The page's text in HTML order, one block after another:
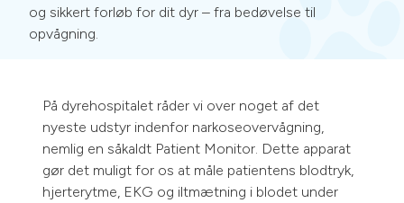
og sikkert forløb for dit dyr – fra bedøvelse til
opvågning.
På dyrehospitalet råder vi over noget af det
nyeste udstyr indenfor narkoseovervågning,
nemlig en såkaldt Patient Monitor. Dette apparat
gør det muligt for os at måle patientens blodtryk,
hjerterytme, EKG og iltmætning i blodet under